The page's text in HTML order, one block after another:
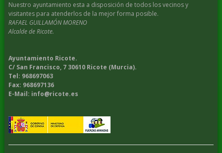
Nuestro ayuntamiento esta a disposición de todos los vecinos y
visitantes para atenderlos de la mejor forma posible.
RAFAEL GUILLAMÓN MORENO
Alcalde de Ricote.
Ayuntamiento Ricote.
C/ San Francisco, 7 30610 Ricote (Murcia).
Tel: 968697063
Fax: 968697136
E-Mail: info@ricote.es